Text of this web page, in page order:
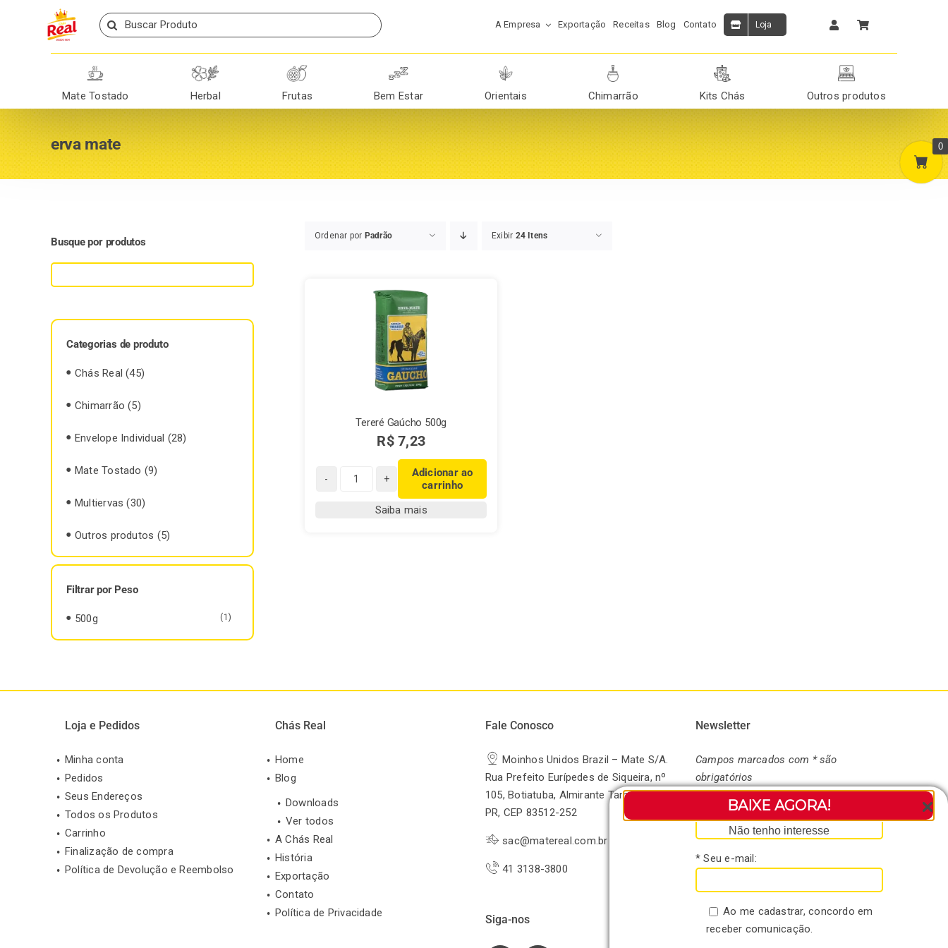
BAIXE AGORA!
Não tenho interesse
Search
for:
A Empresa Exportação Receitas Blog Contato Loja
Mate Tostado Herbal Frutas Bem Estar Orientais Chimarrão Kits Chás Outros produtos
erva mate
Ordenar por Padrão Exibir 24 Itens
Tereré Gaúcho 500g
R$7,23
Tereré
Gaúcho
Adicionar ao
carrinho
Saiba mais
Busque por produtos
Categorias de produto
Chás Real (45)
Chimarrão (5)
Envelope Individual (28)
Mate Tostado (9)
Multiervas (30)
Outros produtos (5)
Filtrar por Peso
500g (1)
Loja e Pedidos
Minha conta
Pedidos
Seus Endereços
Todos os Produtos
Carrinho
Finalização de compra
Política de Devolução e Reembolso
Chás Real
Home
Blog
Downloads
Ver todos
A Chás Real
História
Exportação
Contato
Política de Privacidade
Fale Conosco
Moinhos Unidos Brazil – Mate S/A.
Rua Prefeito Eurípedes de Siqueira, nº
105, Botiatuba, Almirante Tamandaré-
PR, CEP 83512-252
sac@matereal.com.br
41 3138-3800
Siga-nos
Newsletter
Campos marcados com * são
obrigatórios
* Seu nome:
* Seu e-mail:
Ao me cadastrar, concordo em
receber comunicação.
0